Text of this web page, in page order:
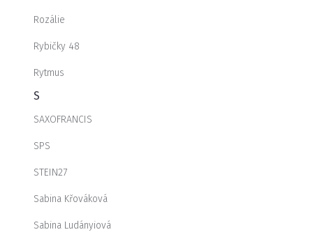
Rozálie
Rybičky 48
Rytmus
S
SAXOFRANCIS
SPS
STEIN27
Sabina Křováková
Sabina Ludányiová